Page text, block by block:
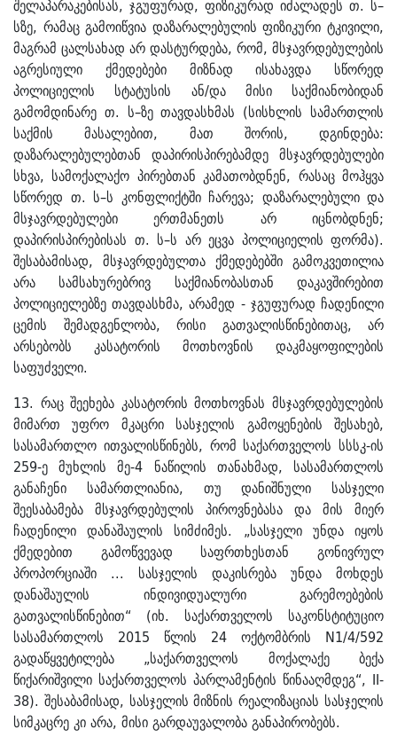
შელაპარაკებისას, ჯგუფურად, ფიზიკურად იძალადეს თ. ს–
სზე, რამაც გამოიწვია დაზარალებულის ფიზიკური ტკივილი,
მაგრამ ცალსახად არ დასტურდება, რომ, მსჯავრდებულების
აგრესიული ქმედებები მიზნად ისახავდა სწორედ
პოლიციელის სტატუსის ან/და მისი საქმიანობიდან
გამომდინარე თ. ს–ზე თავდასხმას (სისხლის სამართლის
საქმის მასალებით, მათ შორის, დგინდება:
დაზარალებულებთან დაპირისპირებამდე მსჯავრდებულები
სხვა, სამოქალაქო პირებთან კამათობდნენ, რასაც მოჰყვა
სწორედ თ. ს–ს კონფლიქტში ჩარევა; დაზარალებული და
მსჯავრდებულები ერთმანეთს არ იცნობდნენ;
დაპირისპირებისას თ. ს–ს არ ეცვა პოლიციელის ფორმა).
შესაბამისად, მსჯავრდებულთა ქმედებებში გამოკვეთილია
არა სამსახურებრივ საქმიანობასთან დაკავშირებით
პოლიციელებზე თავდასხმა, არამედ - ჯგუფურად ჩადენილი
ცემის შემადგენლობა, რისი გათვალისწინებითაც, არ
არსებობს კასატორის მოთხოვნის დაკმაყოფილების
საფუძველი.
13. რაც შეეხება კასატორის მოთხოვნას მსჯავრდებულების
მიმართ უფრო მკაცრი სასჯელის გამოყენების შესახებ,
სასამართლო ითვალისწინებს, რომ საქართველოს სსსკ-ის
259-ე მუხლის მე-4 ნაწილის თანახმად, სასამართლოს
განაჩენი სამართლიანია, თუ დანიშნული სასჯელი
შეესაბამება მსჯავრდებულის პიროვნებასა და მის მიერ
ჩადენილი დანაშაულის სიმძიმეს. „სასჯელი უნდა იყოს
ქმედებით გამოწვევად საფრთხესთან გონივრულ
პროპორციაში ... სასჯელის დაკისრება უნდა მოხდეს
დანაშაულის ინდივიდუალური გარემოებების
გათვალისწინებით“ (იხ. საქართველოს საკონსტიტუციო
სასამართლოს 2015 წლის 24 ოქტომბრის N1/4/592
გადაწყვეტილება „საქართველოს მოქალაქე ბექა
წიქარიშვილი საქართველოს პარლამენტის წინააღმდეგ“, II-
38). შესაბამისად, სასჯელის მიზნის რეალიზაციას სასჯელის
სიმკაცრე კი არა, მისი გარდაუვალობა განაპირობებს.